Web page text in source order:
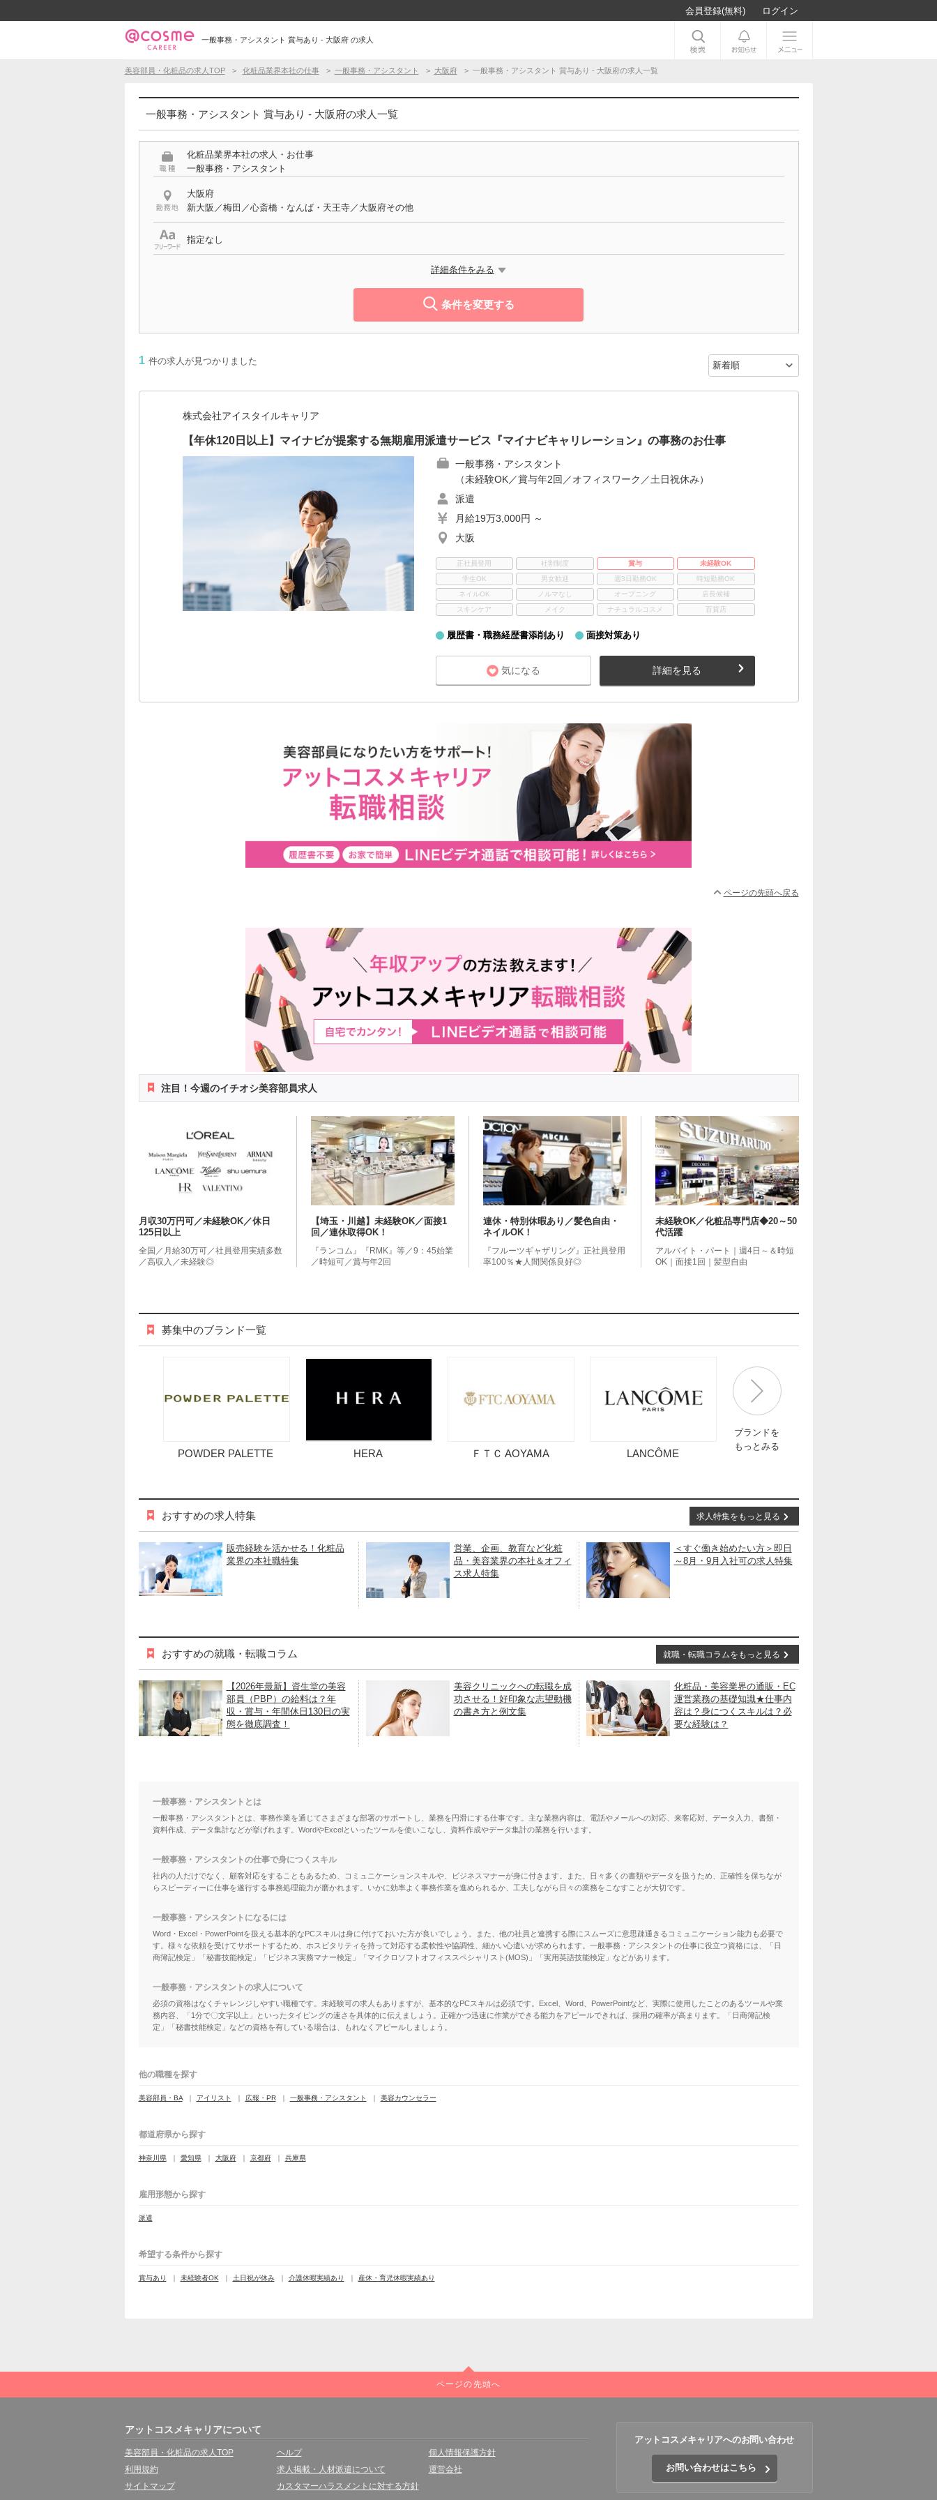
会員登録(無料) ログイン
一般事務・アシスタント 賞与あり - 大阪府 の求人
美容部員・化粧品の求人TOP 化粧品業界本社の仕事 一般事務・アシスタント 大阪府 一般事務・アシスタント 賞与あり - 大阪府の求人一覧
一般事務・アシスタント 賞与あり - 大阪府の求人一覧
化粧品業界本社の求人・お仕事
一般事務・アシスタント
大阪府
新大阪／梅田／心斎橋・なんば・天王寺／大阪府その他
指定なし
詳細条件をみる
条件を変更する
1 件の求人が見つかりました
株式会社アイスタイルキャリア
【年休120日以上】マイナビが提案する無期雇用派遣サービス『マイナビキャリレーション』の事務のお仕事
一般事務・アシスタント
（未経験OK／賞与年2回／オフィスワーク／土日祝休み）
派遣
月給19万3,000円 ～
大阪
正社員登用 社割制度 賞与
未経験OK
学生OK
男女歓迎 週3日勤務OK
時短勤務OK
ネイルOK
ノルマなし オープニング
店長候補
スキンケア
メイク ナチュラルコスメ 百貨店
履歴書・職務経歴書添削あり 面接対策あり
気になる 詳細を見る
ページの先頭へ戻る
注目！今週のイチオシ美容部員求人
月収30万円可／未経験OK／休日
125日以上
全国／月給30万可／社員登用実績多数
／高収入／未経験◎
【埼玉・川越】未経験OK／面接1
回／連休取得OK！
『ランコム』『RMK』等／9：45始業
／時短可／賞与年2回
連休・特別休暇あり／髪色自由・
ネイルOK！
『フルーツギャザリング』正社員登用
率100％★人間関係良好◎
未経験OK／化粧品専門店◆20～50
代活躍
アルバイト・パート｜週4日～＆時短
OK｜面接1回｜髪型自由
募集中のブランド一覧
POWDER PALETTE HERA ＦＴＣ AOYAMA LANCÔME
ブランドを
もっとみる
おすすめの求人特集
販売経験を活かせる！化粧品
業界の本社職特集
営業、企画、教育など化粧
品・美容業界の本社＆オフィ
ス求人特集
＜すぐ働き始めたい方＞即日
～8月・9月入社可の求人特集
求人特集をもっと見る
おすすめの就職・転職コラム
【2026年最新】資生堂の美容
部員（PBP）の給料は？年
収・賞与・年間休日130日の実
態を徹底調査！
美容クリニックへの転職を成
功させる！好印象な志望動機
の書き方と例文集
化粧品・美容業界の通販・EC
運営業務の基礎知識★仕事内
容は？身につくスキルは？必
要な経験は？
就職・転職コラムをもっと見る
一般事務・アシスタントとは
一般事務・アシスタントとは、事務作業を通じてさまざまな部署のサポートし、業務を円滑にする仕事です。主な業務内容は、電話やメールへの対応、来客応対、データ入力、書類・
資料作成、データ集計などが挙げれます。WordやExcelといったツールを使いこなし、資料作成やデータ集計の業務を行います。
一般事務・アシスタントの仕事で身につくスキル
社内の人だけでなく、顧客対応をすることもあるため、コミュニケーションスキルや、ビジネスマナーが身に付きます。また、日々多くの書類やデータを扱うため、正確性を保ちなが
らスピーディーに仕事を遂行する事務処理能力が磨かれます。いかに効率よく事務作業を進められるか、工夫しながら日々の業務をこなすことが大切です。
一般事務・アシスタントになるには
Word・Excel・PowerPointを扱える基本的なPCスキルは身に付けておいた方が良いでしょう。また、他の社員と連携する際にスムーズに意思疎通きるコミュニケーション能力も必要で
す。様々な依頼を受けてサポートするため、ホスピタリティを持って対応する柔軟性や協調性、細かい心遣いが求められます。一般事務・アシスタントの仕事に役立つ資格には、「日
商簿記検定」「秘書技能検定」「ビジネス実務マナー検定」「マイクロソフトオフィススペシャリスト(MOS)」「実用英語技能検定」などがあります。
一般事務・アシスタントの求人について
必須の資格はなくチャレンジしやすい職種です。未経験可の求人もありますが、基本的なPCスキルは必須です。Excel、Word、PowerPointなど、実際に使用したことのあるツールや業
務内容、「1分で〇文字以上」といったタイピングの速さを具体的に伝えましょう。正確かつ迅速に作業ができる能力をアピールできれば、採用の確率が高まります。「日商簿記検
定」「秘書技能検定」などの資格を有している場合は、もれなくアピールしましょう。
他の職種を探す
美容部員・BA アイリスト 広報・PR 一般事務・アシスタント 美容カウンセラー
都道府県から探す
神奈川県 愛知県 大阪府 京都府 兵庫県
雇用形態から探す
派遣
希望する条件から探す
賞与あり 未経験者OK 土日祝が休み 介護休暇実績あり 産休・育児休暇実績あり
ページの先頭へ
アットコスメキャリアへのお問い合わせ
お問い合わせはこちら
アットコスメキャリアについて
美容部員・化粧品の求人TOP ヘルプ
個人情報保護方針
利用規約
求人掲載・人材派遣について
運営会社
サイトマップ
カスタマーハラスメントに対する方針